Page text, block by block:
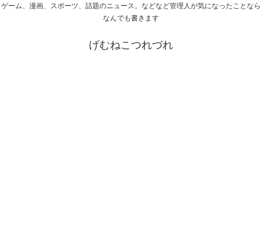
ゲーム、漫画、スポーツ、話題のニュース。などなど管理人が気になったことなら
なんでも書きます
げむねこつれづれ